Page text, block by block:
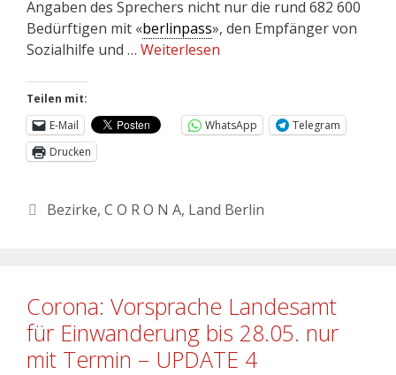
Angaben des Sprechers nicht nur die rund 682 600
Bedürftigen mit «berlinpass», den Empfänger von
Sozialhilfe und … Weiterlesen
Teilen mit:
E-Mail
WhatsApp
Telegram
Drucken
Bezirke, C O R O N A, Land Berlin
Corona: Vorsprache Landesamt
für Einwanderung bis 28.05. nur
mit Termin – UPDATE 4